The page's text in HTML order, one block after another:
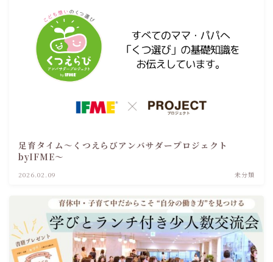
足育タイム～くつえらびアンバサダープロジェクト
byIFME～
2026.02.09 未分類